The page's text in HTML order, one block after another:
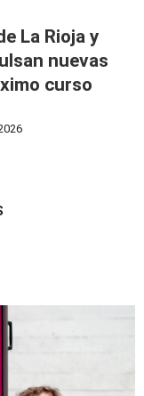
La Rioja y
nuevas
curso